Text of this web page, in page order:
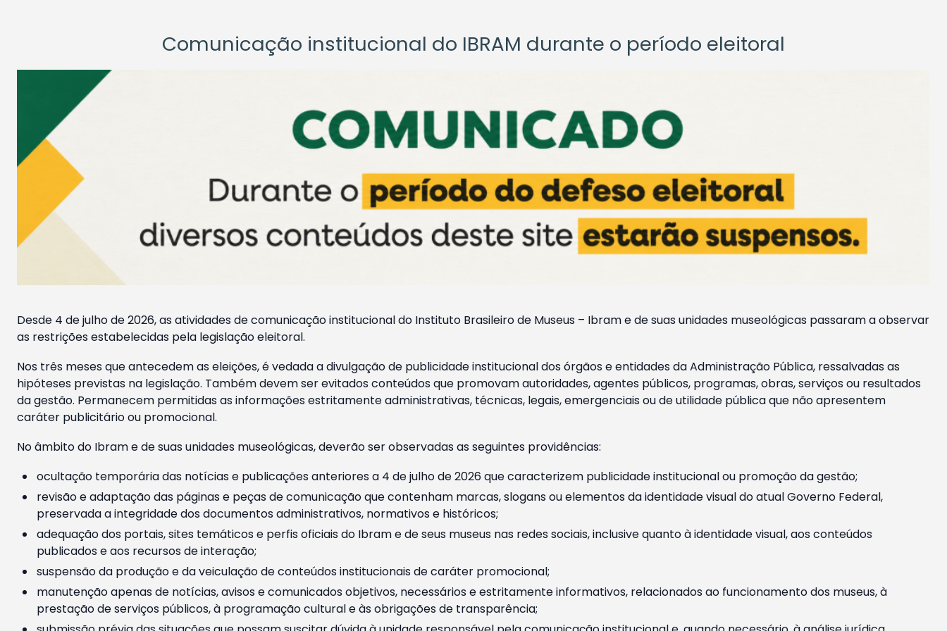
Comunicação institucional do IBRAM durante o período eleitoral
Desde 4 de julho de 2026, as atividades de comunicação institucional do Instituto Brasileiro de Museus – Ibram e de suas unidades museológicas passaram a observar
as restrições estabelecidas pela legislação eleitoral.
Nos três meses que antecedem as eleições, é vedada a divulgação de publicidade institucional dos órgãos e entidades da Administração Pública, ressalvadas as
hipóteses previstas na legislação. Também devem ser evitados conteúdos que promovam autoridades, agentes públicos, programas, obras, serviços ou resultados
da gestão. Permanecem permitidas as informações estritamente administrativas, técnicas, legais, emergenciais ou de utilidade pública que não apresentem
caráter publicitário ou promocional.
No âmbito do Ibram e de suas unidades museológicas, deverão ser observadas as seguintes providências:
ocultação temporária das notícias e publicações anteriores a 4 de julho de 2026 que caracterizem publicidade institucional ou promoção da gestão;
revisão e adaptação das páginas e peças de comunicação que contenham marcas, slogans ou elementos da identidade visual do atual Governo Federal,
preservada a integridade dos documentos administrativos, normativos e históricos;
adequação dos portais, sites temáticos e perfis oficiais do Ibram e de seus museus nas redes sociais, inclusive quanto à identidade visual, aos conteúdos
publicados e aos recursos de interação;
suspensão da produção e da veiculação de conteúdos institucionais de caráter promocional;
manutenção apenas de notícias, avisos e comunicados objetivos, necessários e estritamente informativos, relacionados ao funcionamento dos museus, à
prestação de serviços públicos, à programação cultural e às obrigações de transparência;